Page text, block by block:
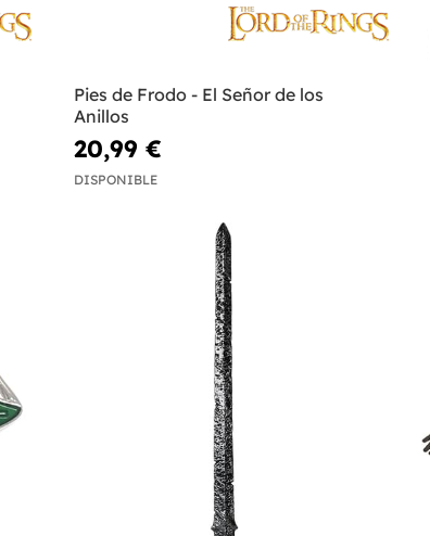
Pies de Frodo - El Señor de los
Anillos
20,99 €
DISPONIBLE